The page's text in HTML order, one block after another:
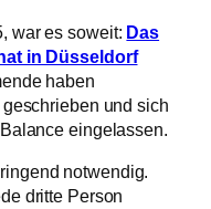
war es soweit: Das
in Düsseldorf
haben
und sich
eingelassen.
notwendig.
dritte Person